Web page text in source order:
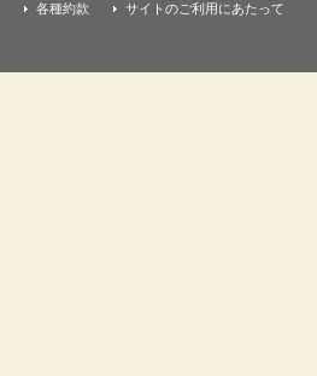
各種約款 サイトのご利用にあたって